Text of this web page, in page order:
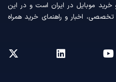
موبایل در ایران است و در این
اخبار و راهنمای خرید همراه